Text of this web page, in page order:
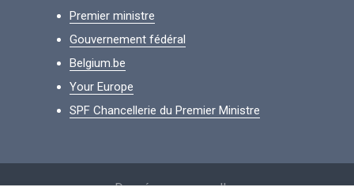
Premier ministre
Gouvernement fédéral
Belgium.be
Your Europe
SPF Chancellerie du Premier Ministre
Données personnelles